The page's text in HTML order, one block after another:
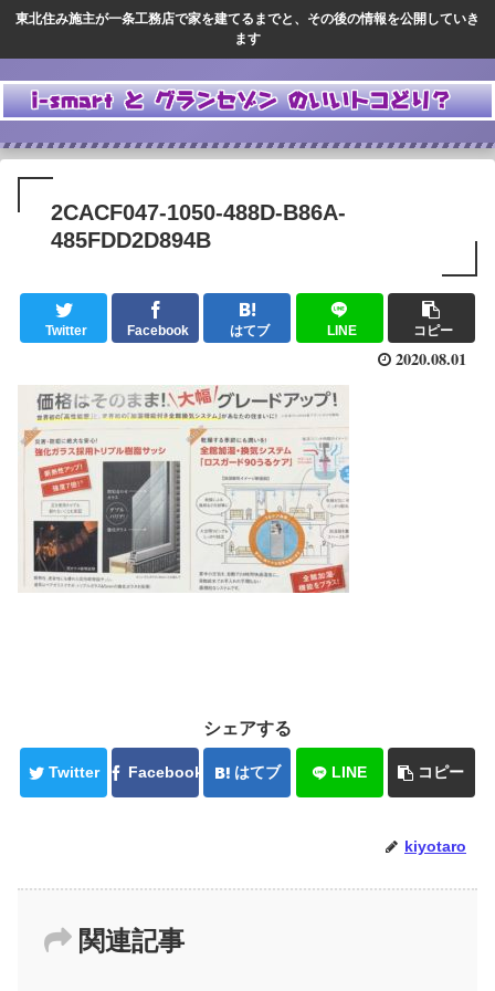
東北住み施主が一条工務店で家を建てるまでと、その後の情報を公開していき
ます
2CACF047-1050-488D-B86A-
485FDD2D894B
Twitter Facebook はてブ LINE コピー
2020.08.01
シェアする
Twitter Facebook はてブ LINE コピー
kiyotaro
関連記事